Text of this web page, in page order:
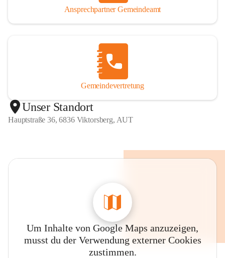
Ansprechpartner Gemeindeamt
Gemeindevertretung
Unser Standort
Hauptstraße 36, 6836 Viktorsberg, AUT
Um Inhalte von Google Maps anzuzeigen,
musst du der Verwendung externer Cookies
zustimmen.